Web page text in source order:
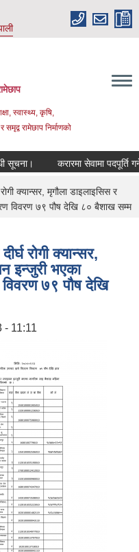
स्वास्थ्य, कृषि,
समृद्व रामेछाप निर्माणको
करारमा सेवामा पदपूर्ति गर्ने
क्यान्सर, मृगौला डाइलाइसिस र
विवरण ७९ पौष देखि ८० बैशाख सम्म
रोगी क्यान्सर,
इन्जुरी भएका
७९ पौष देखि
- 11:11